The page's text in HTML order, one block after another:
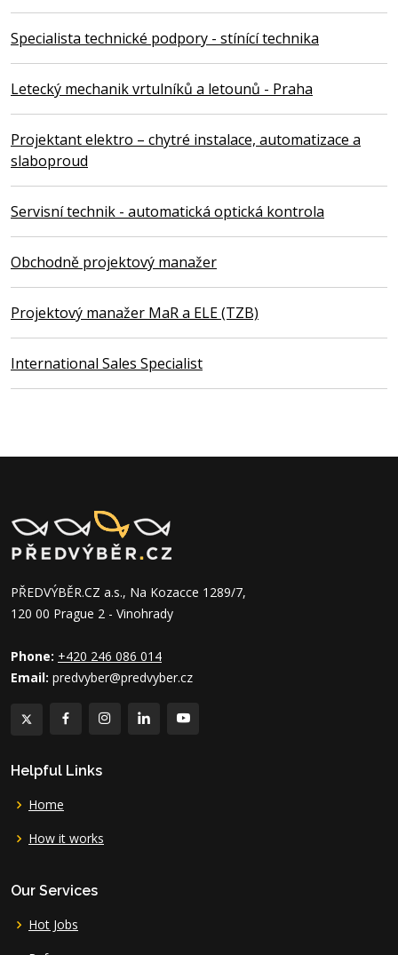
Specialista technické podpory - stínící technika
Letecký mechanik vrtulníků a letounů - Praha
Projektant elektro – chytré instalace, automatizace a
slaboproud
Servisní technik - automatická optická kontrola
Obchodně projektový manažer
Projektový manažer MaR a ELE (TZB)
International Sales Specialist
PŘEDVÝBĚR.CZ a.s., Na Kozacce 1289/7,
120 00 Prague 2 - Vinohrady
Phone: +420 246 086 014
Email: predvyber@predvyber.cz
Helpful Links
Home
How it works
Our Services
Hot Jobs